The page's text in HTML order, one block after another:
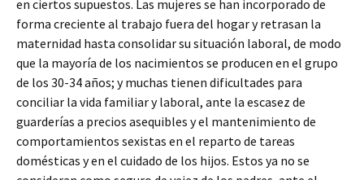
en ciertos supuestos. Las mujeres se han incorporado de
forma creciente al trabajo fuera del hogar y retrasan la
maternidad hasta consolidar su situación laboral, de modo
que la mayoría de los nacimientos se producen en el grupo
de los 30-34 años; y muchas tienen dificultades para
conciliar la vida familiar y laboral, ante la escasez de
guarderías a precios asequibles y el mantenimiento de
comportamientos sexistas en el reparto de tareas
domésticas y en el cuidado de los hijos. Estos ya no se